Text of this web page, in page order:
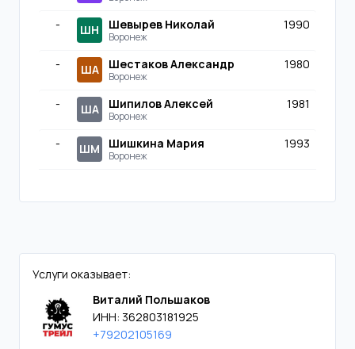
- ШН Шевырев Николай
Воронеж
1990
- ША Шестаков Александр
Воронеж
1980
- ША Шипилов Алексей
Воронеж
1981
- ШМ Шишкина Мария
Воронеж
1993
Услуги оказывает:
Виталий Польшаков
ИНН: 362803181925
+79202105169